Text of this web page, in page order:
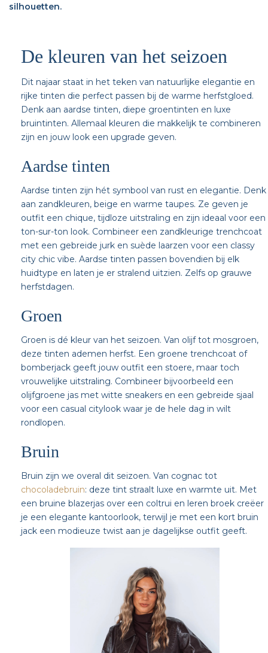
silhouetten.
De kleuren van het seizoen
Dit najaar staat in het teken van natuurlijke elegantie en
rijke tinten die perfect passen bij de warme herfstgloed.
Denk aan aardse tinten, diepe groentinten en luxe
bruintinten. Allemaal kleuren die makkelijk te combineren
zijn en jouw look een upgrade geven.
Aardse tinten
Aardse tinten zijn hét symbool van rust en elegantie. Denk
aan zandkleuren, beige en warme taupes. Ze geven je
outfit een chique, tijdloze uitstraling en zijn ideaal voor een
ton-sur-ton look. Combineer een zandkleurige trenchcoat
met een gebreide jurk en suède laarzen voor een classy
city chic vibe. Aardse tinten passen bovendien bij elk
huidtype en laten je er stralend uitzien. Zelfs op grauwe
herfstdagen.
Groen
Groen is dé kleur van het seizoen. Van olijf tot mosgroen,
deze tinten ademen herfst. Een groene trenchcoat of
bomberjack geeft jouw outfit een stoere, maar toch
vrouwelijke uitstraling. Combineer bijvoorbeeld een
olijfgroene jas met witte sneakers en een gebreide sjaal
voor een casual citylook waar je de hele dag in wilt
rondlopen.
Bruin
Bruin zijn we overal dit seizoen. Van cognac tot
chocoladebruin: deze tint straalt luxe en warmte uit. Met
een bruine blazerjas over een coltrui en leren broek creëer
je een elegante kantoorlook, terwijl je met een kort bruin
jack een modieuze twist aan je dagelijkse outfit geeft.